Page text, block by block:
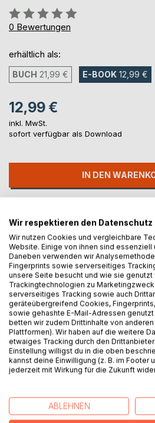
Bewertung::
0%
0 Bewertungen
erhältlich als:
BUCH 21,99 € E-BOOK 12,99 €
12,99 €
inkl. MwSt.
sofort verfügbar als Download
IN DEN
Titel bewerten
BESCHREIBUNG
In deze handleiding voor het
interviews vind je alles voor het
analyseren van audio- en video-
opnametechnieken,transcribeer
inhoudsanalyse .
Wir respektieren den Datenschutz
Wir nutzen Cookies und vergleichbare
Website. Einige von ihnen sind
Daneben verwenden wir
Fingerprints sowie serverseitiges
unsere Seite besucht und wie sie genutzt
Trackingtechnologien zu
serverseitiges Tracking sowie auch
geräteübergreifend Cookies,
sowie gehashte E-Mail-Adressen
betten wir zudem Drittinhalte von
Plattformen). Wir haben auf die weitere
etwaiges Tracking durch den
Einstellung willigst du in die oben
kannst deine Einwilligung (z. B. im Footer
jederzeit mit Wirkung für die Zukunft
ABLEHNEN